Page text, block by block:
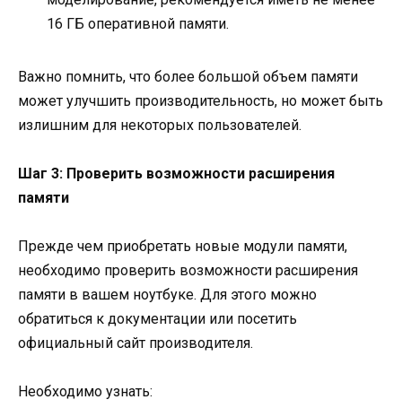
16 ГБ оперативной памяти.
Важно помнить, что более большой объем памяти
может улучшить производительность, но может быть
излишним для некоторых пользователей.
Шаг 3: Проверить возможности расширения
памяти
Прежде чем приобретать новые модули памяти,
необходимо проверить возможности расширения
памяти в вашем ноутбуке. Для этого можно
обратиться к документации или посетить
официальный сайт производителя.
Необходимо узнать: